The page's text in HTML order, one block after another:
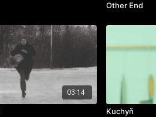
Other End
03:14
Kuchyň